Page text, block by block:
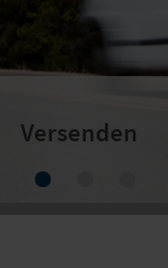
Versenden